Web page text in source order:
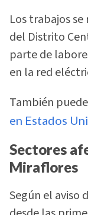
Los trabajos
del Distrito
parte de
en la red
También
en Estados
Sectores
Miraflores
Según el aviso